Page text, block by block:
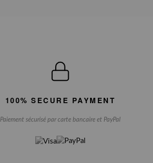
100% SECURE PAYMENT
Paiement sécurisé par carte bancaire et PayPal